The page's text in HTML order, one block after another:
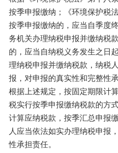
按季申报缴纳；《环境保护税
按季申报缴纳的，应当自季度
务机关办理纳税申报并缴纳税
的，应当自纳税义务发生之日
理纳税申报并缴纳税款，纳税
报，对申报的真实性和完整性承
根据上述规定，按固定期限计
税实行按季申报缴纳税款的方
计算应纳税款，按季汇总申报
人应当依法如实办理纳税申报
性承担责任。